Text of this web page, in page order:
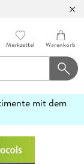
Merkzettel Warenkorb
mit dem